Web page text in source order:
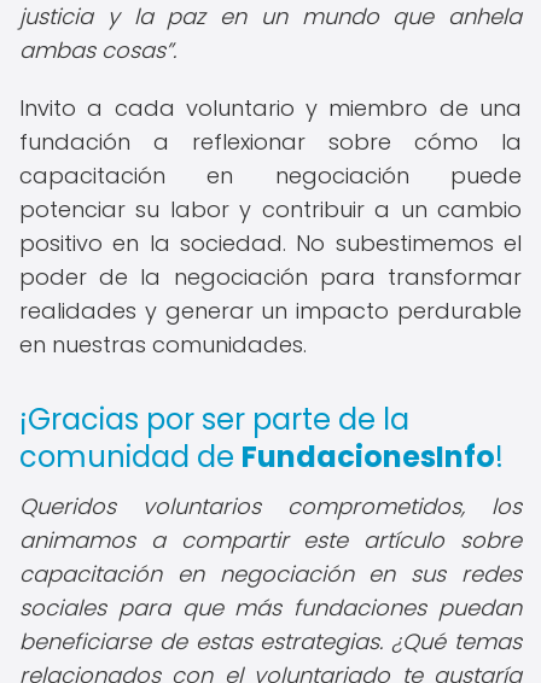
justicia y la paz en un mundo que anhela
ambas cosas .
Invito a cada voluntario y miembro de una
fundación a reflexionar sobre cómo la
capacitación en negociación puede
potenciar su labor y contribuir a un cambio
positivo en la sociedad. No subestimemos el
poder de la negociación para transformar
realidades y generar un impacto perdurable
en nuestras comunidades.
¡Gracias por ser parte de la
comunidad de FundacionesInfo!
Queridos voluntarios comprometidos, los
animamos a compartir este artículo sobre
capacitación en negociación en sus redes
sociales para que más fundaciones puedan
beneficiarse de estas estrategias. ¿Qué temas
relacionados con el voluntariado te gustaría